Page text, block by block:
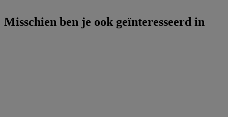
Misschien ben je ook geïnteresseerd in